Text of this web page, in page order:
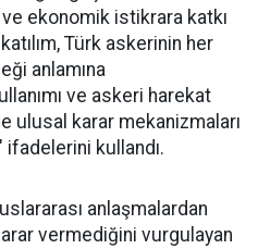
ekonomik istikrara katkı
Türk askerinin her
anlamına
ve askeri harekat
ulusal karar mekanizmaları
ifadelerini kullandı.
anlaşmalardan
vermediğini vurgulayan